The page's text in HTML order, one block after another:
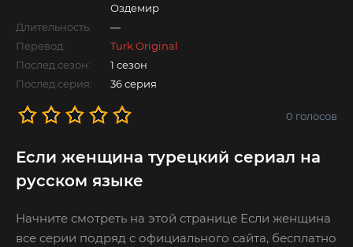
Оздемир
Длительность:
—
Перевод:
Turk.Original
Послед.сезон:
1 сезон
Послед.серия:
36 серия
0 голосов
Если женщина турецкий сериал на
русском языке
Начните смотреть на этой странице Если женщина
все серии подряд с официального сайта, бесплатно